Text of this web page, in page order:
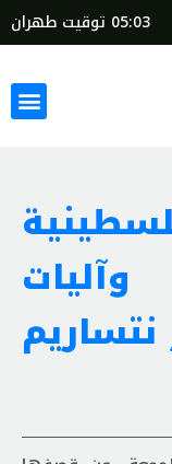
05:03 توقيت طهران